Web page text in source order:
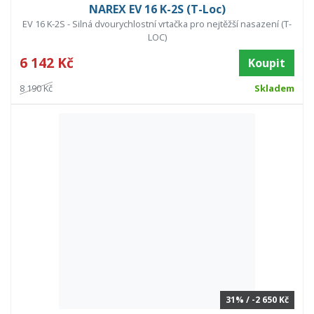
NAREX EV 16 K-2S (T-Loc)
EV 16 K-2S - Silná dvourychlostní vrtačka pro nejtěžší nasazení (T-
LOC)
6 142 Kč Koupit
8 190 Kč Skladem
31% / -2 650 Kč